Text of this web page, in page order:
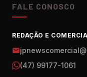
FALE CONOSCO
REDAÇÃO E
(47) 99177-1061